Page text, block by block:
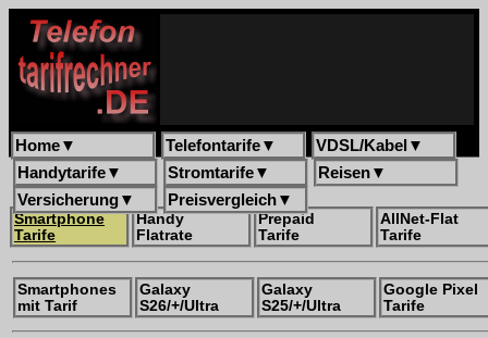
Home▼ Telefontarife▼ VDSL/Kabel ▼
Handytarife▼ Stromtarife▼ Reisen▼
Versicherung▼ Preisvergleich▼
Smartphone
Tarife
Handy
Flatrate
Prepaid
Tarife
AllNet-Flat
Tarife
Smartphones
mit Tarif
Galaxy
S26/+/Ultra
Galaxy
S25/+/Ultra
Google Pixel
Tarife